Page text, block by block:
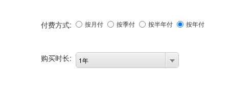
付费方式: 按月付 按季付 按半年付 按年付
购买时长: 1年